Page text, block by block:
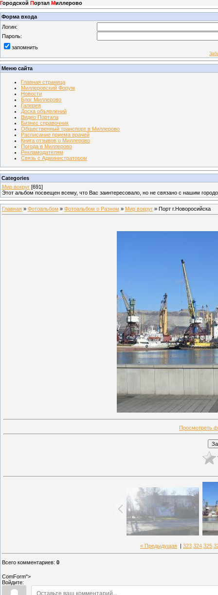
Городской Портал Миллерово
Форма входа
Логин:
Пароль:
запомнить
Меню сайта
Главная страница
Миллеровский Форум
Новости
Блог Миллерово
Галерея
Доска объявлений
Видео Портала
Бизнес справочник
Общественный транспорт в Миллерово
Расписание приема врачей
Книга отзывов о Миллерово
Погода в Миллерово
Рекламодателям
Связь с Администратором
Categories
Мир вокруг [691]
Этот альбом посвещен всему, что Вас заинтересовало, но не связано с нашим
Главная » Фотоальбом » Фотоальбом о Разном » Мир вокруг » Порт г.Новоросийска
Просмотреть
« Предыдущая 323 324 325
Всего комментариев: 0
ComForm">
Войдите: